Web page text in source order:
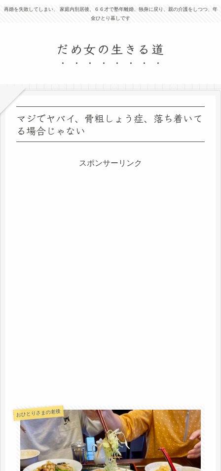
再婚を失敗してしまい、 家庭内別居後、６６才で塾年離婚、独身に戻り、親の介護をしつつ、年
金ひとり暮しです
だめ女の生きる道
マジでヤバイ、骨粗しょう症、落ち着いて
る場合じゃない
スポンサーリンク
おひとりさまの老後